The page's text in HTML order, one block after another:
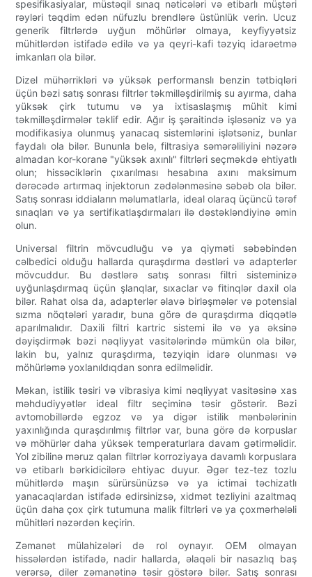
spesifikasiyalar, müstəqil sınaq nəticələri və etibarlı müştəri
rəyləri təqdim edən nüfuzlu brendlərə üstünlük verin. Ucuz
generik filtrlərdə uyğun möhürlər olmaya, keyfiyyətsiz
mühitlərdən istifadə edilə və ya qeyri-kafi təzyiq idarəetmə
imkanları ola bilər.
Dizel mühərrikləri və yüksək performanslı benzin tətbiqləri
üçün bəzi satış sonrası filtrlər təkmilləşdirilmiş su ayırma, daha
yüksək çirk tutumu və ya ixtisaslaşmış mühit kimi
təkmilləşdirmələr təklif edir. Ağır iş şəraitində işləsəniz və ya
modifikasiya olunmuş yanacaq sistemlərini işlətsəniz, bunlar
faydalı ola bilər. Bununla belə, filtrasiya səmərəliliyini nəzərə
almadan kor-koranə "yüksək axınlı" filtrləri seçməkdə ehtiyatlı
olun; hissəciklərin çıxarılması hesabına axını maksimum
dərəcədə artırmaq injektorun zədələnməsinə səbəb ola bilər.
Satış sonrası iddiaların məlumatlarla, ideal olaraq üçüncü tərəf
sınaqları və ya sertifikatlaşdırmaları ilə dəstəkləndiyinə əmin
olun.
Universal filtrin mövcudluğu və ya qiyməti səbəbindən
cəlbedici olduğu hallarda quraşdırma dəstləri və adapterlər
mövcuddur. Bu dəstlərə satış sonrası filtri sisteminizə
uyğunlaşdırmaq üçün şlanqlar, sıxaclar və fitinqlər daxil ola
bilər. Rahat olsa da, adapterlər əlavə birləşmələr və potensial
sızma nöqtələri yaradır, buna görə də quraşdırma diqqətlə
aparılmalıdır. Daxili filtri kartric sistemi ilə və ya əksinə
dəyişdirmək bəzi nəqliyyat vasitələrində mümkün ola bilər,
lakin bu, yalnız quraşdırma, təzyiqin idarə olunması və
möhürləmə yoxlanıldıqdan sonra edilməlidir.
Məkan, istilik təsiri və vibrasiya kimi nəqliyyat vasitəsinə xas
məhdudiyyətlər ideal filtr seçiminə təsir göstərir. Bəzi
avtomobillərdə egzoz və ya digər istilik mənbələrinin
yaxınlığında quraşdırılmış filtrlər var, buna görə də korpuslar
və möhürlər daha yüksək temperaturlara davam gətirməlidir.
Yol zibilinə məruz qalan filtrlər korroziyaya davamlı korpuslara
və etibarlı bərkidicilərə ehtiyac duyur. Əgər tez-tez tozlu
mühitlərdə maşın sürürsünüzsə və ya ictimai təchizatlı
yanacaqlardan istifadə edirsinizsə, xidmət tezliyini azaltmaq
üçün daha çox çirk tutumuna malik filtrləri və ya çoxmərhələli
mühitləri nəzərdən keçirin.
Zəmanət mülahizələri də rol oynayır. OEM olmayan
hissələrdən istifadə, nadir hallarda, əlaqəli bir nasazlıq baş
verərsə, diler zəmanətinə təsir göstərə bilər. Satış sonrası